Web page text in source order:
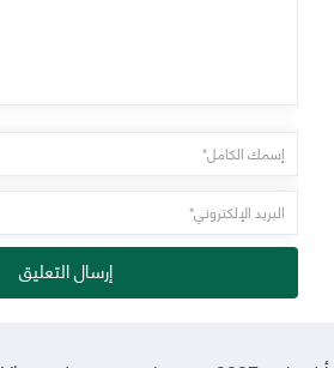
إرسال التعليق